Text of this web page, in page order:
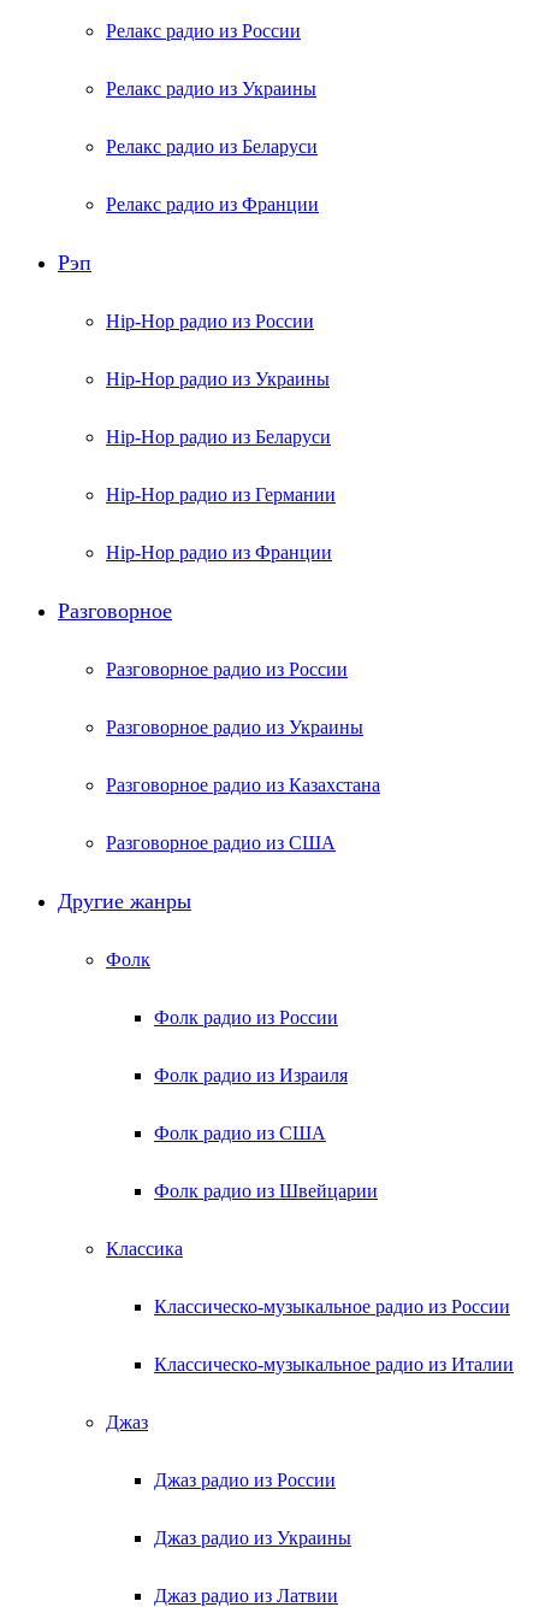
Релакс радио из России
Релакс радио из Украины
Релакс радио из Беларуси
Релакс радио из Франции
Рэп
Hip-Hop радио из России
Hip-Hop радио из Украины
Hip-Hop радио из Беларуси
Hip-Hop радио из Германии
Hip-Hop радио из Франции
Разговорное
Разговорное радио из России
Разговорное радио из Украины
Разговорное радио из Казахстана
Разговорное радио из США
Другие жанры
Фолк
Фолк радио из России
Фолк радио из Израиля
Фолк радио из США
Фолк радио из Швейцарии
Классика
Классическо-музыкальное радио из России
Классическо-музыкальное радио из Италии
Джаз
Джаз радио из России
Джаз радио из Украины
Джаз радио из Латвии